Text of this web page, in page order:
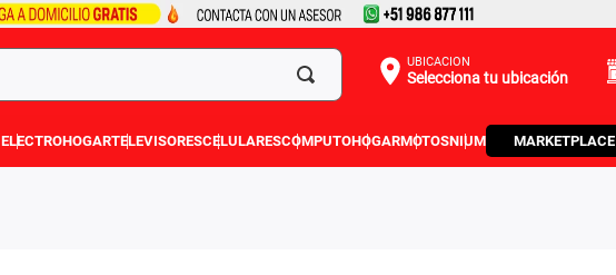
UBICACIÓN
Selecciona tu ubicación
ELECTROHOGARTELEVISORESCELULARESCOMPUTOHOGARMOTOSNIUM MARKETPLACE